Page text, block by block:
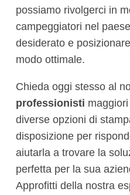
possiamo rivolgerci in
campeggiatori nel
desiderato e
modo ottimale.
Chieda oggi stesso al
professionisti
diverse opzioni di
disposizione per
aiutarla a trovare la
perfetta per la sua
Approfitti della nostra